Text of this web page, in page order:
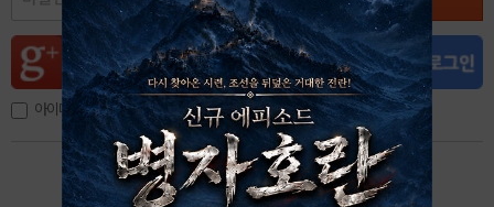
아이디, 이메일 저장
아이디 / 비밀번호 찾기 회원가입